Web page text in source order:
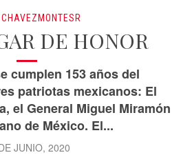
DE HONOR
cumplen 153 años del
patriotas mexicanos: El
el General Miguel Miramón
de México. El...
JUNIO, 2020